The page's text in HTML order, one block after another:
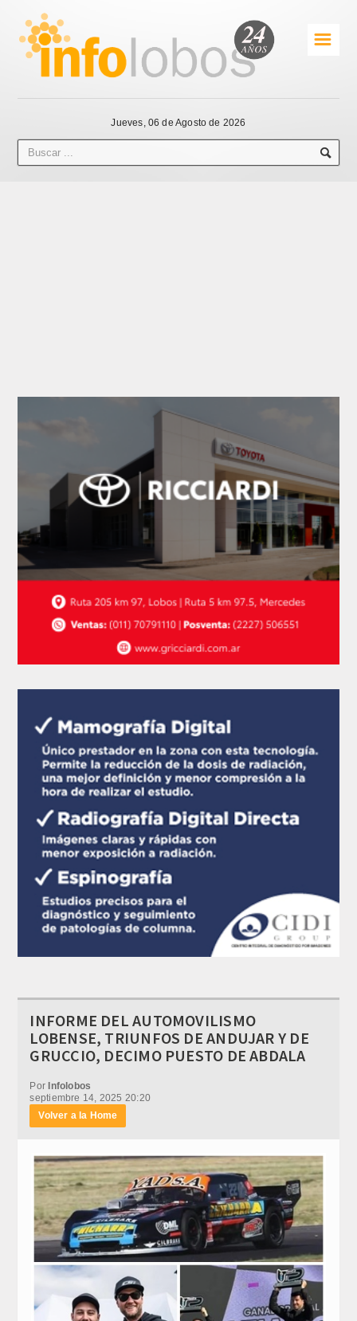
☰
Jueves, 06 de Agosto de 2026
INFORME DEL AUTOMOVILISMO
LOBENSE, TRIUNFOS DE ANDUJAR Y DE
GRUCCIO, DECIMO PUESTO DE ABDALA
PorInfolobos
septiembre 14, 2025 20:20
Volver a la Home